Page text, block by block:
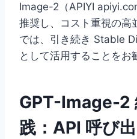
Image-2（APIYI
推奨し、コスト重視の高
では、引き続き Stable
として活用することをお
GPT-Image-2
践：API 呼び